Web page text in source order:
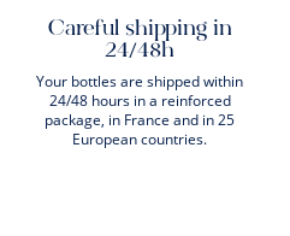
Careful shipping in
24/48h
Your bottles are shipped within
24/48 hours in a reinforced
package, in France and in 25
European countries.